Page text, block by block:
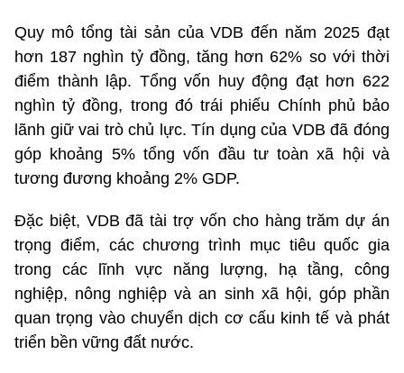
Quy mô tổng tài sản của VDB đến năm 2025 đạt
hơn 187 nghìn tỷ đồng, tăng hơn 62% so với thời
điểm thành lập. Tổng vốn huy động đạt hơn 622
nghìn tỷ đồng, trong đó trái phiếu Chính phủ bảo
lãnh giữ vai trò chủ lực. Tín dụng của VDB đã đóng
góp khoảng 5% tổng vốn đầu tư toàn xã hội và
tương đương khoảng 2% GDP.
Đặc biệt, VDB đã tài trợ vốn cho hàng trăm dự án
trọng điểm, các chương trình mục tiêu quốc gia
trong các lĩnh vực năng lượng, hạ tầng, công
nghiệp, nông nghiệp và an sinh xã hội, góp phần
quan trọng vào chuyển dịch cơ cấu kinh tế và phát
triển bền vững đất nước.